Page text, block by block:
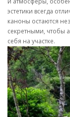
эстетики всегда
каноны остаются
секретными, чтобы
себя на участке.